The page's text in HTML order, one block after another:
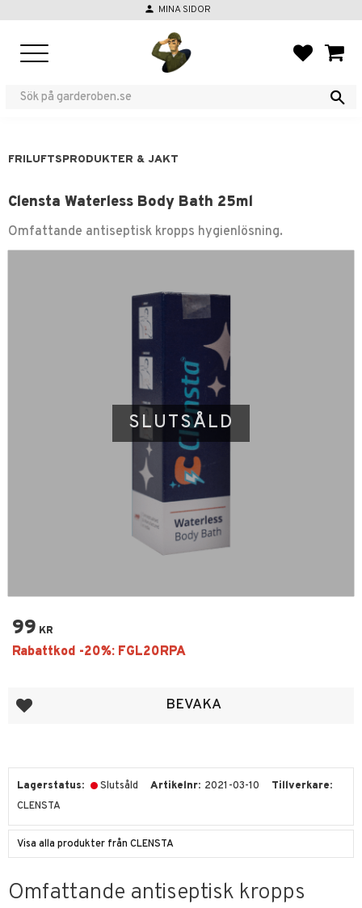
person MINA SIDOR
FRILUFTSPRODUKTER & JAKT
Clensta Waterless Body Bath 25ml
Omfattande antiseptisk kropps hygienlösning.
SLUTSÅLD
99 KR
Lägg till i favoriter BEVAKA
Lagerstatus Slutsåld Artikelnr 2021-03-10
Tillverkare
CLENSTA
Visa alla produkter från CLENSTA
Omfattande antiseptisk kropps